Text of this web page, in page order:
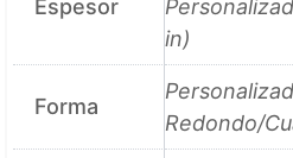
Espesor
in)
Forma
Redondo/